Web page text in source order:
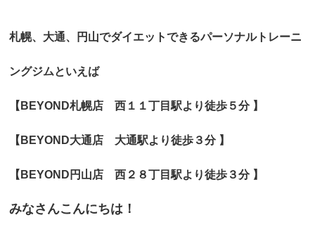
札幌、大通、円山でダイエットできるパーソナルトレーニ
ングジムといえば
【BEYOND札幌店 西１１丁目駅より徒歩５分 】
【BEYOND大通店 大通駅より徒歩３分 】
【BEYOND円山店 西２８丁目駅より徒歩３分 】
みなさんこんにちは！